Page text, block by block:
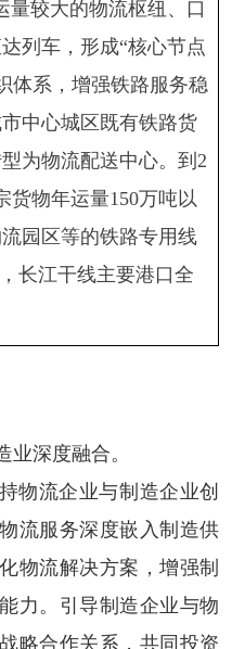
量较大的物流枢纽、口
列车，形成“核心节点
体系，增强铁路服务稳
中心城区既有铁路货
为物流配送中心。到2
货物年运量150万吨以
园区等的铁路专用线
长江干线主要港口全
业深度融合。
物流企业与制造企业创
流服务深度嵌入制造供
物流解决方案，增强制
力。引导制造企业与物
略合作关系，共同投资